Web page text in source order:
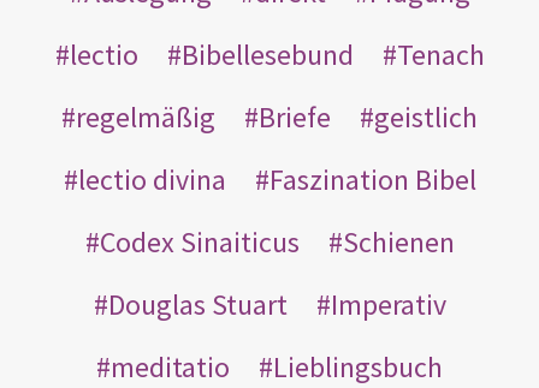
lectio
Bibellesebund
Tenach
regelmäßig
Briefe
geistlich
lectio divina
Faszination Bibel
Codex Sinaiticus
Schienen
Douglas Stuart
Imperativ
meditatio
Lieblingsbuch